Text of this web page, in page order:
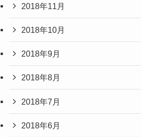
2018年11月
2018年10月
2018年9月
2018年8月
2018年7月
2018年6月